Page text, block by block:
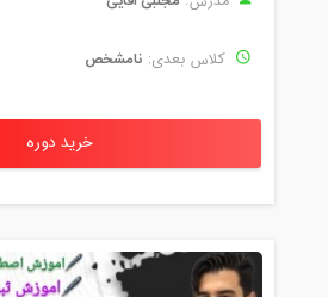
کلاس بعدی: نامشخص
خرید دوره